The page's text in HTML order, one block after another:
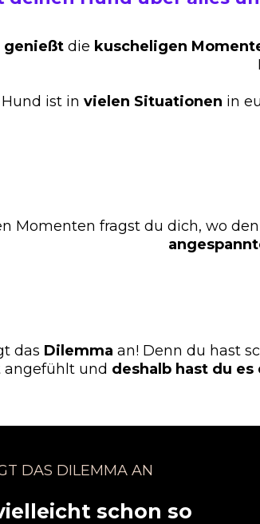
genießt die kuscheligen
ist in vielen Situationen in
Momenten fragst du dich, wo
das Dilemma an! Denn du hast
und deshalb hast du
DAS DILEMMA AN
schon so